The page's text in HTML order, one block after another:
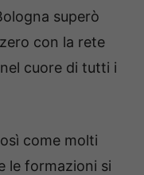
superò
con la rete
cuore di tutti i
come molti
le formazioni si